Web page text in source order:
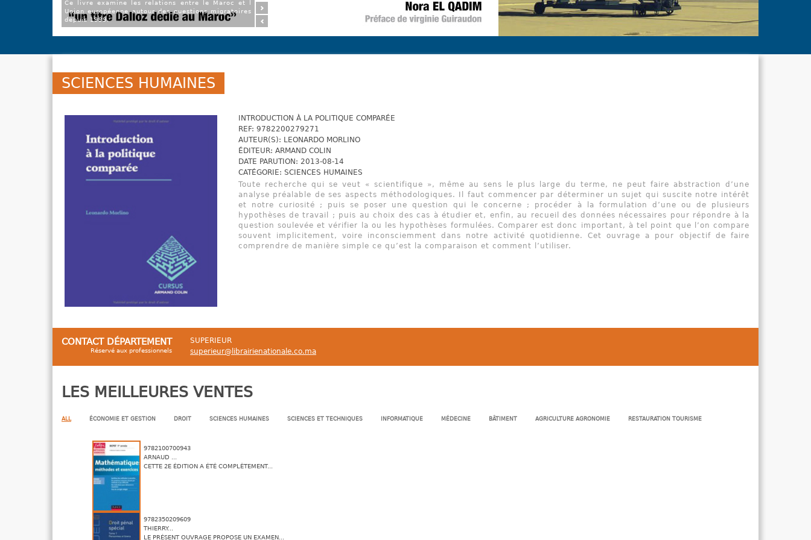
Ce livre examine les relations entre le Maroc et l
Union européenne autour des questions migratoires
depuis 1999.
SCIENCES HUMAINES
INTRODUCTION À LA POLITIQUE COMPARÉE
REF: 9782200279271
AUTEUR(S): LEONARDO MORLINO
ÉDITEUR: ARMAND COLIN
DATE PARUTION: 2013-08-14
CATÉGORIE: SCIENCES HUMAINES
Toute recherche qui se veut « scientifique », même au sens le plus large du terme, ne peut faire abstraction d’une
analyse préalable de ses aspects méthodologiques. Il faut commencer par déterminer un sujet qui suscite notre intérêt
et notre curiosité ; puis se poser une question qui le concerne ; procéder à la formulation d’une ou de plusieurs
hypothèses de travail ; puis au choix des cas à étudier et, enfin, au recueil des données nécessaires pour répondre à la
question soulevée et vérifier la ou les hypothèses formulées. Comparer est donc important, à tel point que l’on compare
souvent implicitement, voire inconsciemment dans notre activité quotidienne. Cet ouvrage a pour objectif de faire
comprendre de manière simple ce qu’est la comparaison et comment l’utiliser.
CONTACT DÉPARTEMENT
Réservé aux professionnels
SUPERIEUR
superieur@librairienationale.co.ma
LES MEILLEURES VENTES
ALL ÉCONOMIE ET GESTION DROIT SCIENCES HUMAINES SCIENCES ET TECHNIQUES INFORMATIQUE MÉDECINE BÂTIMENT AGRICULTURE AGRONOMIE RESTAURATION TOURISME
9782100700943
ARNAUD ...
CETTE 2E ÉDITION A ÉTÉ COMPLÈTEMENT...
9782350209609
THIERRY...
LE PRÉSENT OUVRAGE PROPOSE UN EXAMEN...